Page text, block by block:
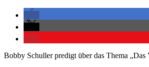
Bobby Schuller predigt über das Thema „Das